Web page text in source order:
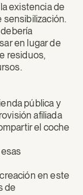
existencia de
sensibilización.
en lugar de
residuos,
pública y
afiliada
el coche
en este
de